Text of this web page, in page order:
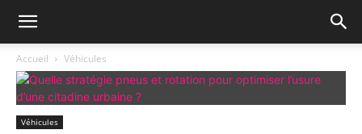
Accueil Véhicules
Véhicules